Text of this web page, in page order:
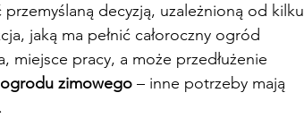
decyzją, uzależnioną od kilku
jaką ma pełnić całoroczny ogród
miejsce pracy, a może przedłużenie
ogrodu zimowego – inne potrzeby mają